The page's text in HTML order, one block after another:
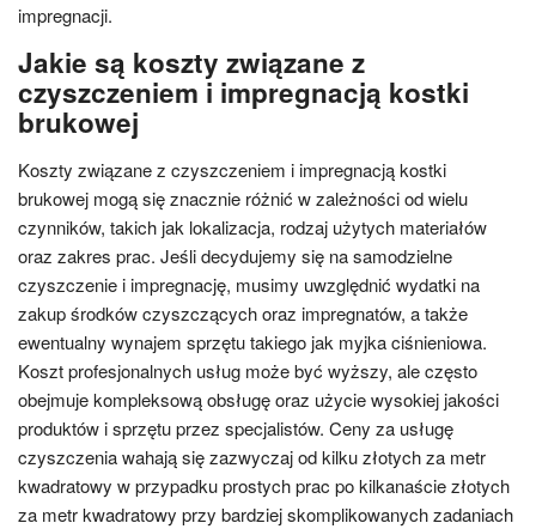
impregnacji.
Jakie są koszty związane z
czyszczeniem i impregnacją kostki
brukowej
Koszty związane z czyszczeniem i impregnacją kostki
brukowej mogą się znacznie różnić w zależności od wielu
czynników, takich jak lokalizacja, rodzaj użytych materiałów
oraz zakres prac. Jeśli decydujemy się na samodzielne
czyszczenie i impregnację, musimy uwzględnić wydatki na
zakup środków czyszczących oraz impregnatów, a także
ewentualny wynajem sprzętu takiego jak myjka ciśnieniowa.
Koszt profesjonalnych usług może być wyższy, ale często
obejmuje kompleksową obsługę oraz użycie wysokiej jakości
produktów i sprzętu przez specjalistów. Ceny za usługę
czyszczenia wahają się zazwyczaj od kilku złotych za metr
kwadratowy w przypadku prostych prac po kilkanaście złotych
za metr kwadratowy przy bardziej skomplikowanych zadaniach